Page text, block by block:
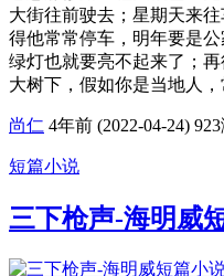
大街往前驶去；星期天来
得他常常停车，明年要是
绿灯也就要亮不起来了；
大树下，假如你是当地人
尚仁 4年前 (2022-04-24)
短篇小说
三下枪声-海明威